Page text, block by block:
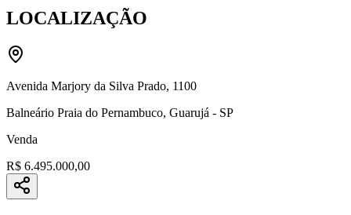
LOCALIZAÇÃO
Avenida Marjory da Silva Prado, 1100
Balneário Praia do Pernambuco, Guarujá - SP
Venda
R$ 6.495.000,00